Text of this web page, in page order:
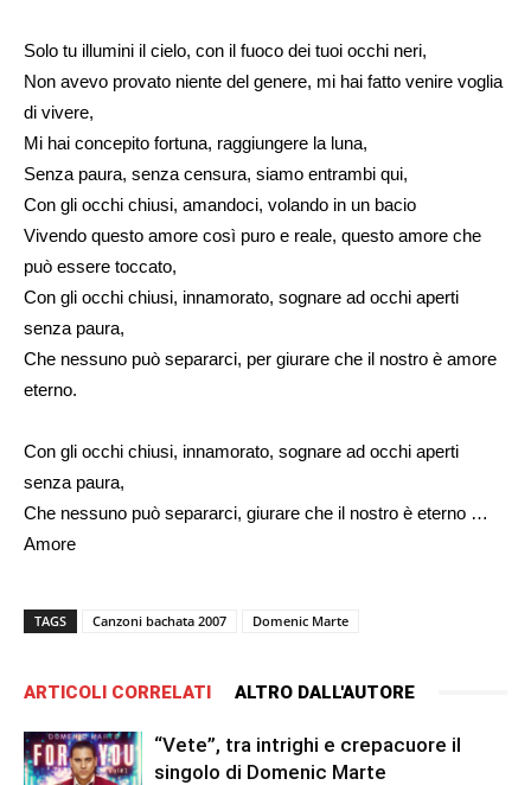
Solo tu illumini il cielo, con il fuoco dei tuoi occhi neri,
Non avevo provato niente del genere, mi hai fatto venire voglia
di vivere,
Mi hai concepito fortuna, raggiungere la luna,
Senza paura, senza censura, siamo entrambi qui,
Con gli occhi chiusi, amandoci, volando in un bacio
Vivendo questo amore così puro e reale, questo amore che
può essere toccato,
Con gli occhi chiusi, innamorato, sognare ad occhi aperti
senza paura,
Che nessuno può separarci, per giurare che il nostro è amore
eterno.
Con gli occhi chiusi, innamorato, sognare ad occhi aperti
senza paura,
Che nessuno può separarci, giurare che il nostro è eterno …
Amore
TAGS Canzoni bachata 2007 Domenic Marte
ARTICOLI CORRELATI ALTRO DALL'AUTORE
“Vete”, tra intrighi e crepacuore il
singolo di Domenic Marte